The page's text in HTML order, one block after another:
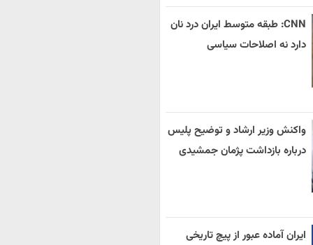
CNN: طبقه متوسط ایران درد نان
دارد نه اصلاحات سیاسی
واکنش وزیر ارشاد و توضیح پلیس
درباره بازداشت پژمان جمشیدی
ایران آماده عبور از پیچ تاریخی